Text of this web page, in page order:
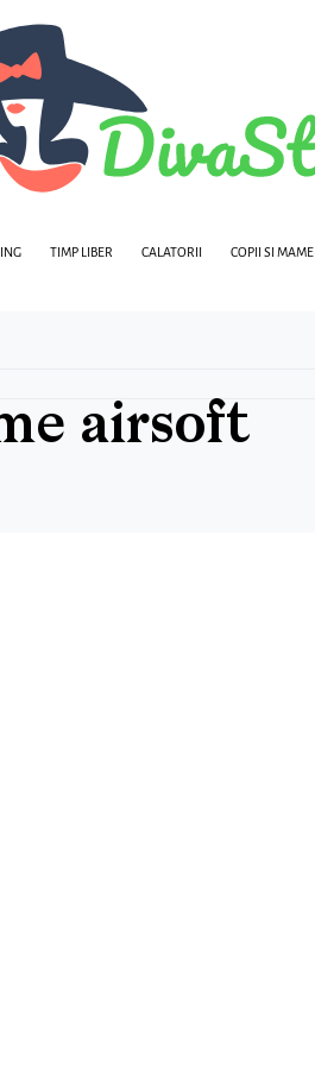
TIMP LIBER CALATORII COPII SI MAME
airsoft